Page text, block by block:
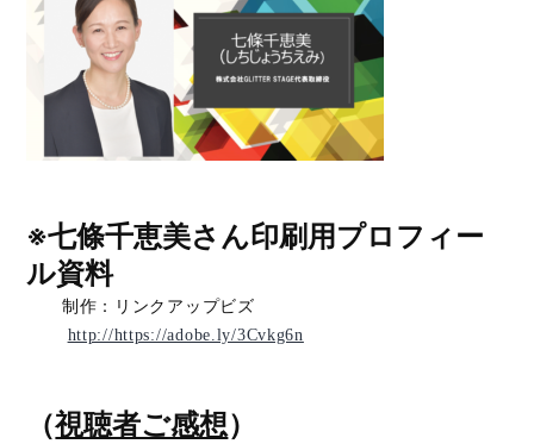
※七條千恵美さん印刷用プロフィー
ル資料
制作：リンクアップビズ
http://https://adobe.ly/3Cvkg6n
（視聴者ご感想）